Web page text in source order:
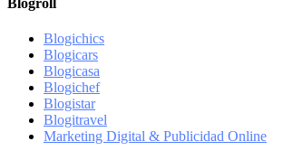
Blogichics
Blogicars
Blogicasa
Blogichef
Blogistar
Blogitravel
Marketing Digital & Publicidad Online